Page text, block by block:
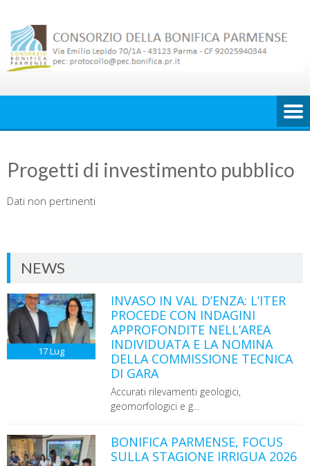
content
Progetti di investimento pubblico
Dati non pertinenti
NEWS
17Lug
INVASO IN VAL D’ENZA: L’ITER
PROCEDE CON INDAGINI
APPROFONDITE NELL’AREA
INDIVIDUATA E LA NOMINA
DELLA COMMISSIONE TECNICA
DI GARA
Accurati rilevamenti geologici,
geomorfologici e g...
BONIFICA PARMENSE, FOCUS
SULLA STAGIONE IRRIGUA 2026